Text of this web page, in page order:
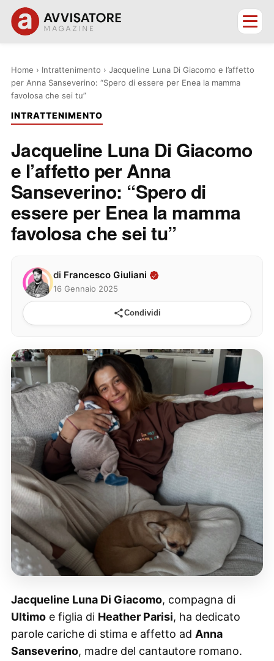
Home › Intrattenimento › Jacqueline Luna Di Giacomo e l’affetto
per Anna Sanseverino: “Spero di essere per Enea la mamma
favolosa che sei tu”
INTRATTENIMENTO
Jacqueline Luna Di Giacomo
e l’affetto per Anna
Sanseverino: “Spero di
essere per Enea la mamma
favolosa che sei tu”
di Francesco Giuliani
16 Gennaio 2025
Condividi
Jacqueline Luna Di Giacomo, compagna di
Ultimoe figlia di Heather Parisi, ha dedicato
parole cariche di stima e affetto ad Anna
Sanseverino, madre del cantautore romano.